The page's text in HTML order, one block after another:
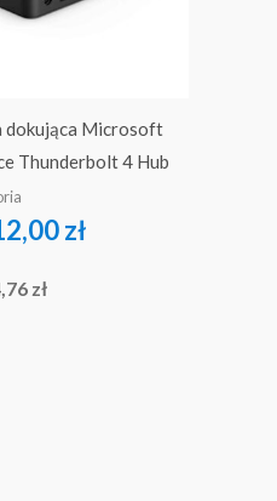
dokująca Microsoft
Thunderbolt 4 Hub
zł
zł